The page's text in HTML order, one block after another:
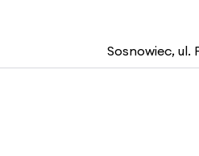
Sosnowiec, ul.